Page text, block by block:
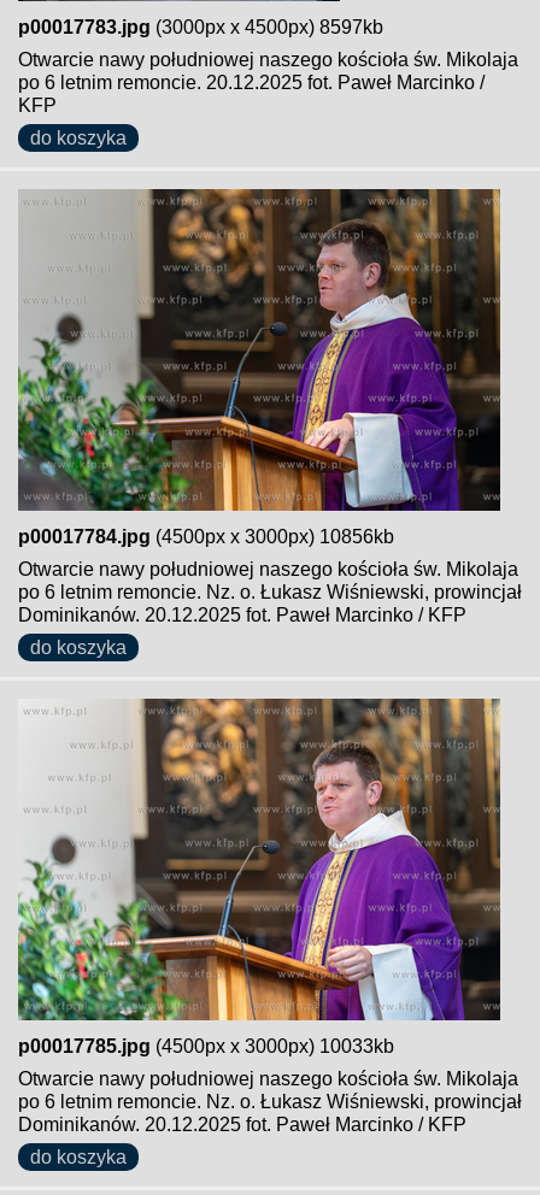
p00017783.jpg (3000px x 4500px) 8597kb
Otwarcie nawy południowej naszego kościoła św. Mikolaja
po 6 letnim remoncie. 20.12.2025 fot. Paweł Marcinko /
KFP
do koszyka
p00017784.jpg (4500px x 3000px) 10856kb
Otwarcie nawy południowej naszego kościoła św. Mikolaja
po 6 letnim remoncie. Nz. o. Łukasz Wiśniewski, prowincjał
Dominikanów. 20.12.2025 fot. Paweł Marcinko / KFP
do koszyka
p00017785.jpg (4500px x 3000px) 10033kb
Otwarcie nawy południowej naszego kościoła św. Mikolaja
po 6 letnim remoncie. Nz. o. Łukasz Wiśniewski, prowincjał
Dominikanów. 20.12.2025 fot. Paweł Marcinko / KFP
do koszyka